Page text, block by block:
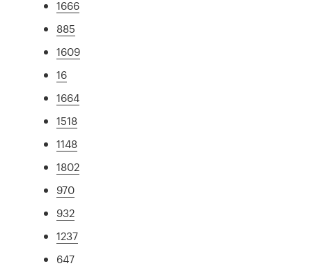
1666
885
1609
16
1664
1518
1148
1802
970
932
1237
647